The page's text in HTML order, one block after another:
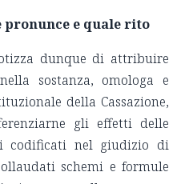
pronunce e quale rito
dunque di attribuire
sostanza, omologa e
della Cassazione,
gli effetti delle
codificati nel giudizio di
schemi e formule